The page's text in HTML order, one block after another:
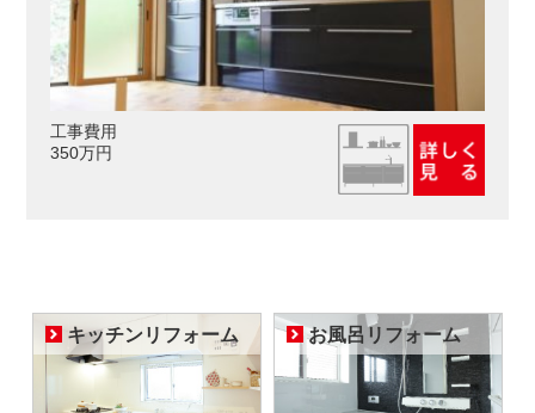
工事費用
350万円
キッチンリフォーム お風呂リフォーム